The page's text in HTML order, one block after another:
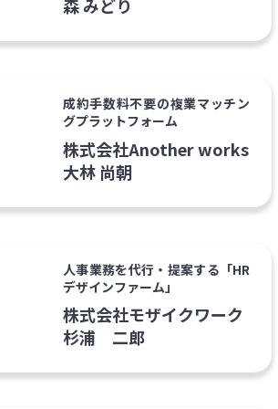
森 みどり
成約手数料不要の複業マッチン
グプラットフォーム
株式会社Another works
大林 尚朝
人事業務を代行・提案する「HR
デザインファーム」
株式会社モザイクワーク
杉浦 二郎